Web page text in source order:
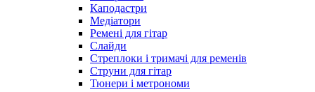
Каподастри
Медіатори
Ремені для гітар
Слайди
Стреплоки і тримачі для ременів
Струни для гітар
Тюнери і метрономи